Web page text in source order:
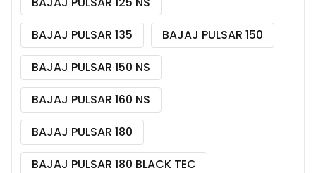
BAJAJ PULSAR 135
BAJAJ PULSAR 150
BAJAJ PULSAR 150 NS
BAJAJ PULSAR 160 NS
BAJAJ PULSAR 180
BAJAJ PULSAR 180 BLACK TEC